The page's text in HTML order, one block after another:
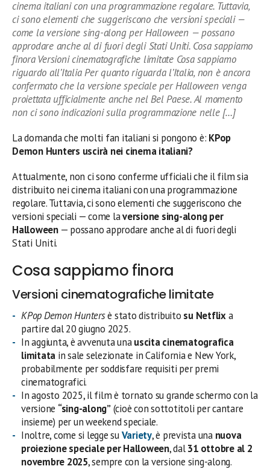
cinema italiani con una programmazione regolare. Tuttavia,
ci sono elementi che suggeriscono che versioni speciali —
come la versione sing-along per Halloween — possano
approdare anche al di fuori degli Stati Uniti. Cosa sappiamo
finora Versioni cinematografiche limitate Cosa sappiamo
riguardo all’Italia Per quanto riguarda l’Italia, non è ancora
confermato che la versione speciale per Halloween venga
proiettata ufficialmente anche nel Bel Paese. Al momento
non ci sono indicazioni sulla programmazione nelle […]
La domanda che molti fan italiani si pongono è: KPop
Demon Hunters uscirà nei cinema italiani?
Attualmente, non ci sono conferme ufficiali che il film sia
distribuito nei cinema italiani con una programmazione
regolare. Tuttavia, ci sono elementi che suggeriscono che
versioni speciali — come laversione sing-along per
Halloween— possano approdare anche al di fuori degli
Stati Uniti.
Cosa sappiamo finora
Versioni cinematografiche limitate
KPop Demon Huntersè stato distribuito su Netflixa
partire dal 20 giugno 2025.
In aggiunta, è avvenuta unauscita cinematografica
limitata in sale selezionate in California e New York,
probabilmente per soddisfare requisiti per premi
cinematografici.
In agosto 2025, il film è tornato su grande schermo con la
versione “sing-along”(cioè con sottotitoli per cantare
insieme) per un weekend speciale.
Inoltre, come si legge suVariety, è prevista una nuova
proiezione speciale per Halloween, dal31 ottobre al 2
novembre 2025, sempre con la versione sing-along.